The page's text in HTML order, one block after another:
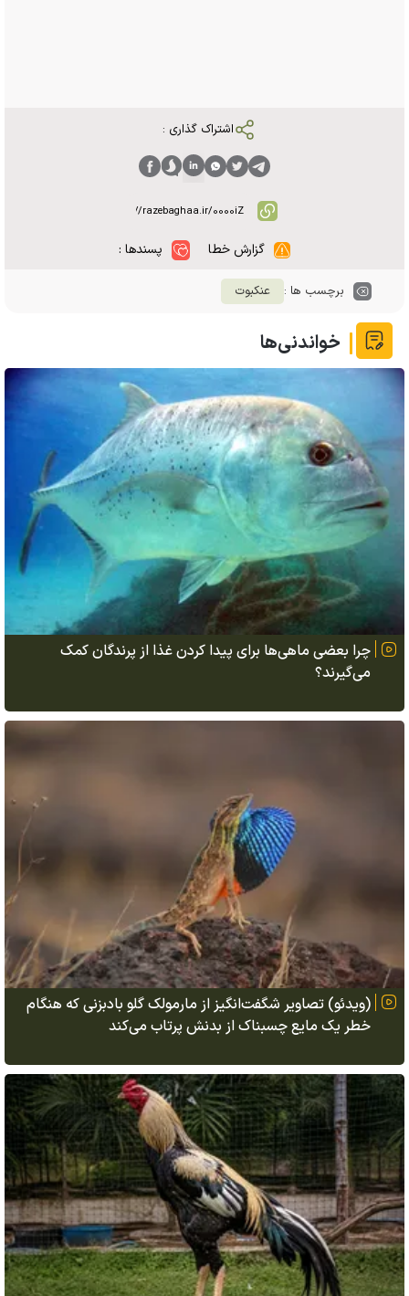
اشتراک گذاری :
گزارش خطا پسندها :
برچسب ها : عنکبوت
خواندنی‌ها
چرا بعضی ماهی‌ها برای پیدا کردن غذا از پرندگان کمک
می‌گیرند؟
(ویدئو) تصاویر شگفت‌انگیز از مارمولک گلو بادبزنی که هنگام
خطر یک مایع چسبناک از بدنش پرتاب می‌کند